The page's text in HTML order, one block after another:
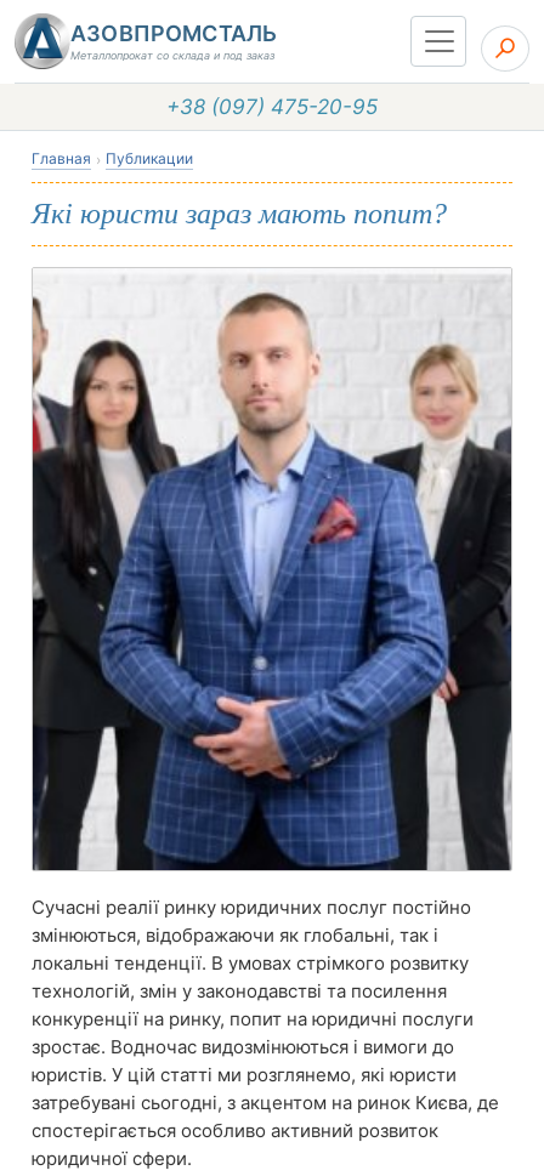
АЗОВПРОМСТАЛЬ
Металлопрокат со склада и под заказ
+38 (097) 475-20-95
Главная Публикации
Які юристи зараз мають попит?
Сучасні реалії ринку юридичних послуг постійно
змінюються, відображаючи як глобальні, так і
локальні тенденції. В умовах стрімкого розвитку
технологій, змін у законодавстві та посилення
конкуренції на ринку, попит на юридичні послуги
зростає. Водночас видозмінюються і вимоги до
юристів. У цій статті ми розглянемо, які юристи
затребувані сьогодні, з акцентом на ринок Києва, де
спостерігається особливо активний розвиток
юридичної сфери.